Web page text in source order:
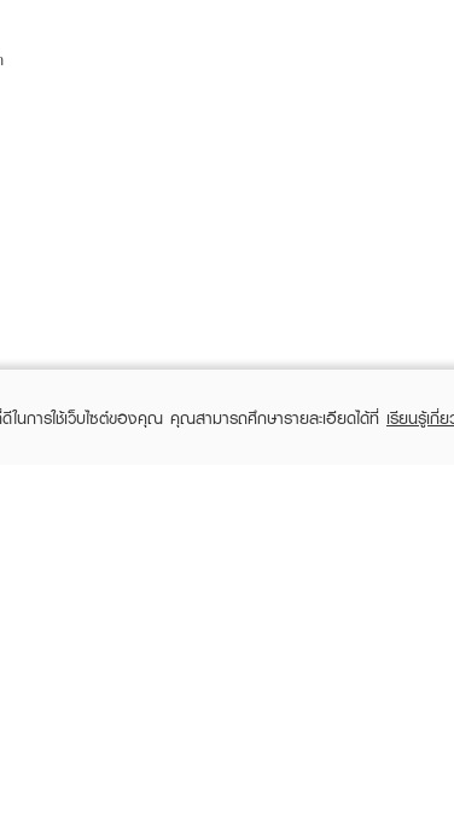
นการใช้เว็บไซต์ของคุณ คุณสามารถศึกษารายละเอียดได้ที่ เรียนรู้เกี่